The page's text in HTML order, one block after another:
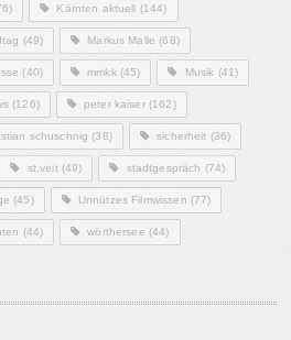
Kärnten aktuell (144)
(49) Markus Malle (68)
(40) mmkk(45) Musik (41)
(126) peter kaiser(162)
schuschnig (38) sicherheit (36)
st.veit(49) stadtgespräch (74)
(45) Unnützes Filmwissen (77)
(44) wörthersee (44)